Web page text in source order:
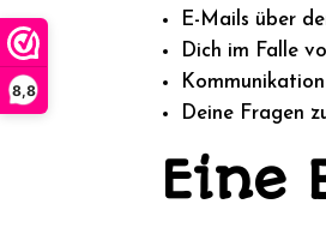
8,8
E-Mails über
Dich im Falle
Deine Fragen
Eine